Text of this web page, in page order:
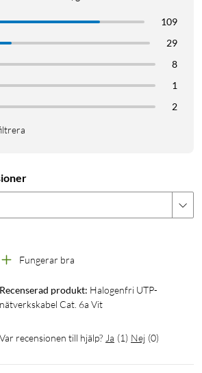
109
29
8
1
2
Fungerar bra
Recenserad produkt: Halogenfri UTP-
nätverkskabel Cat. 6a Vit
Var recensionen till hjälp? Ja (1) Nej (0)